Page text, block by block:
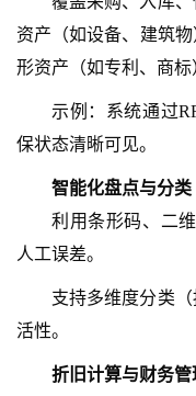
资产（如设备、建筑
形资产（如专利、商标
示例：系统通过
保状态清晰可见。
智能化盘点与分类
利用条形码、二
人工误差。
支持多维度分类
活性。
折旧计算与财务管